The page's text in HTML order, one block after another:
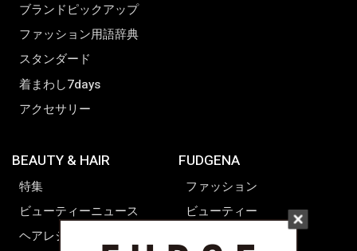
ブランドピックアップ
ファッション用語辞典
スタンダード
着まわし7days
アクセサリー
BEAUTY & HAIR
特集
ビューティーニュース
ヘアレシピ ストーリーズ
FUDGENA
ファッション
ビューティー